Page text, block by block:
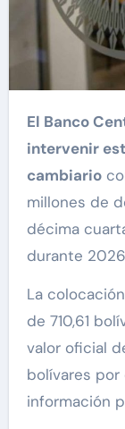
El Banco Central de Venezuela (BCV) volvió a
intervenir
cambiario
millones de
décima
durante
La
de 710,61
valor oficial
bolívares por
información